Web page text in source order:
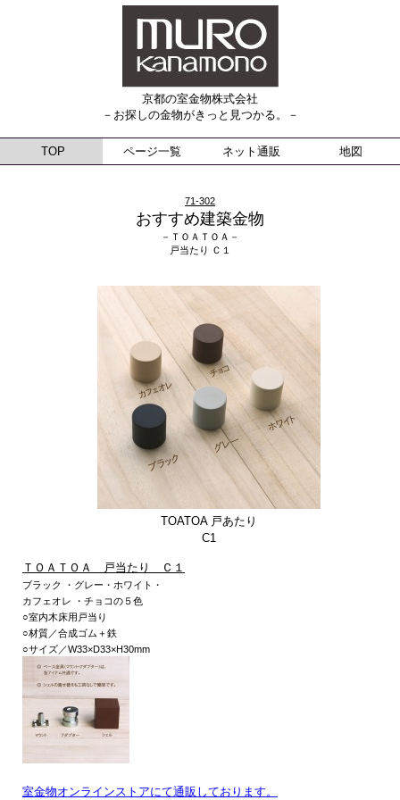
京都の室金物株式会社
－お探しの金物がきっと見つかる。－
TOP ページ一覧 ネット通販 地図
71-302
おすすめ建築金物
－ＴＯＡＴＯＡ－
戸当たり Ｃ１
TOATOA 戸あたり
C1
ＴＯＡＴＯＡ 戸当たり Ｃ１
ブラック ・ グレー ・ ホワイト ・
カフェオレ ・ チョコの５色
○室内木床用戸当り
○材質／合成ゴム＋鉄
○サイズ／W33×D33×H30mm
室金物オンラインストアにて通販しております。